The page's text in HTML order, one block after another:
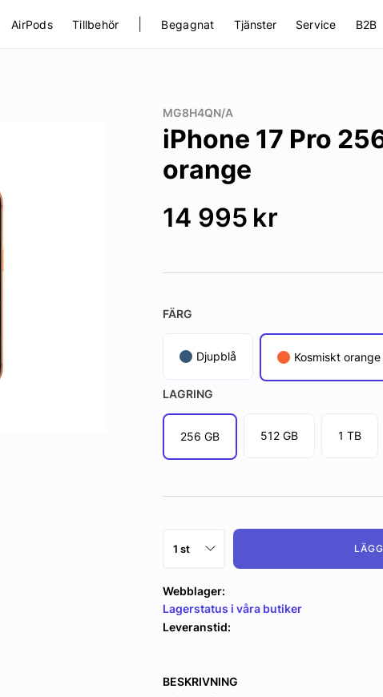
AirPods Tillbehör Begagnat Tjänster Service B2B
MG8H4QN/A
iPhone 17 Pro
orange
14 995 kr
FÄRG
Djupblå Kosmiskt orange
LAGRING
256 GB 512 GB 1 TB
Webblager:
Lagerstatus i våra butiker
Leveranstid:
BESKRIVNING